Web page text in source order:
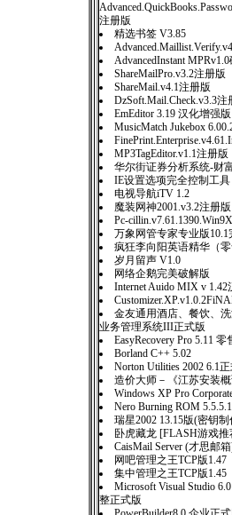
注册版
精选书签 V3.85
AdvancedInstant
ShareMailPro.v3.2注册版
ShareMail.v4.1注册版
DzSoft.Mail.Check.v3.3注
EmEditor 3.19 汉化增强版
MusicMatch Jukebox
MP3TagEditor.v1.1注册版
华尔街证券分析系统-财
IE设置选项完全控制工具
电视导航iTV 1.2
魔装网神2001.v3.2注册版
Pc-
万象网管专家专业版
疯狂李向阳英语精华（零
岁月留声 V1.0
网络企鹅完美破解版
Internet Auido MIX v 1.42
金友通用酒店、餐饮、
业务管理系统III正式版
EasyRecovery Pro 5.11 零
Borland C++ 5.02
Norton Utilities 2002 6.1
造价大师－《江苏安装概
Windows XP Pro
Nero Burning ROM
瑞星2002 13.15版(密钥
卧虎藏龙 [FLASH游戏推
CaisMail Server (才思邮
网吧管理之王TCP版1.47
集中管理之王TCP版1.45
Microsoft Visual Studio
整正式版